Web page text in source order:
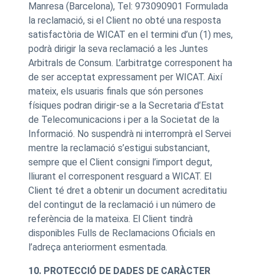
Manresa (Barcelona), Tel: 973090901 Formulada
la reclamació, si el Client no obté una resposta
satisfactòria de WICAT en el termini d’un (1) mes,
podrà dirigir la seva reclamació a les Juntes
Arbitrals de Consum. L’arbitratge corresponent ha
de ser acceptat expressament per WICAT. Així
mateix, els usuaris finals que són persones
físiques podran dirigir-se a la Secretaria d’Estat
de Telecomunicacions i per a la Societat de la
Informació. No suspendrà ni interromprà el Servei
mentre la reclamació s’estigui substanciant,
sempre que el Client consigni l’import degut,
lliurant el corresponent resguard a WICAT. El
Client té dret a obtenir un document acreditatiu
del contingut de la reclamació i un número de
referència de la mateixa. El Client tindrà
disponibles Fulls de Reclamacions Oficials en
l’adreça anteriorment esmentada.
10. PROTECCIÓ DE DADES DE CARÀCTER